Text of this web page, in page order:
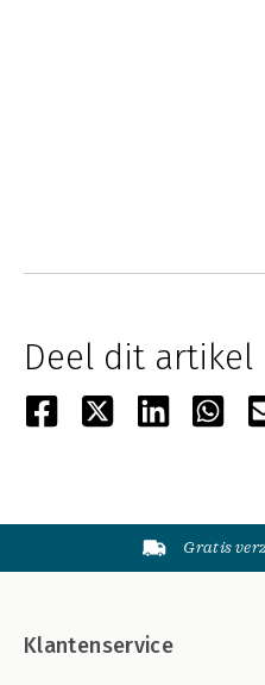
Deel dit artikel
Gratis
Klantenservice